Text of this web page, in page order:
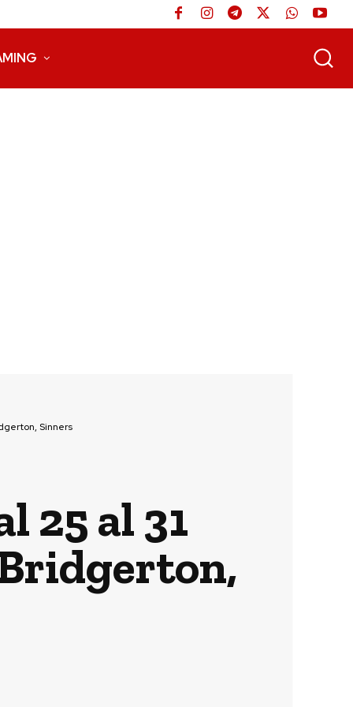
Sinners
25 al 31